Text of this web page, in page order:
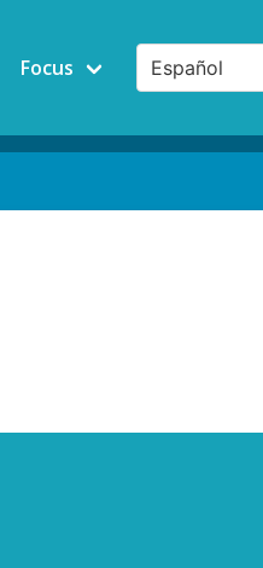
Focus